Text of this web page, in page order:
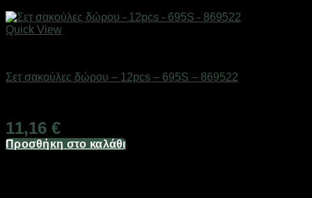
Quick View
Σετ σακούλες δώρου – 12pcs – 695S – 869522
11,16 €
Προσθήκη στο καλάθι